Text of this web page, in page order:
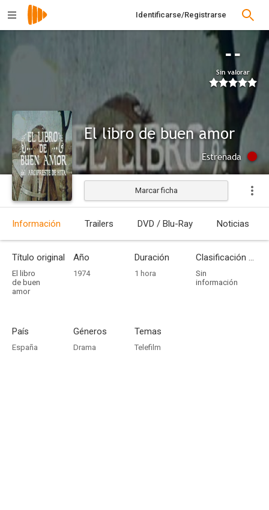
Identificarse/Registrarse
--
Sin valorar
El libro de buen amor
Estrenada
Marcar ficha
Información Trailers DVD / Blu-Ray Noticias
Título original
El libro
de buen
amor
Año
1974
Duración
1 hora
Clasificación por edades
Sin
información
País
España
Géneros
Drama
Temas
Telefilm